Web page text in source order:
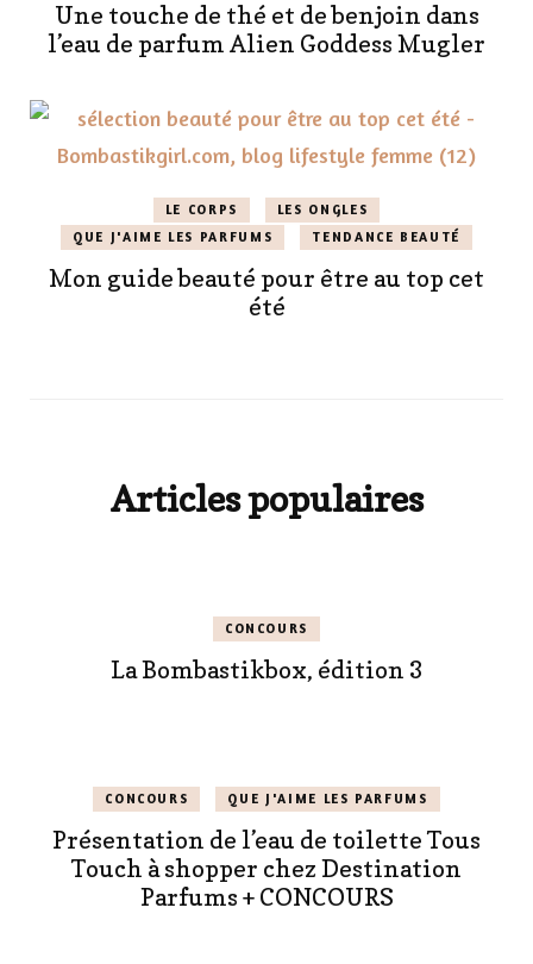
Une touche de thé et de benjoin dans
l’eau de parfum Alien Goddess Mugler
LE CORPS
LES ONGLES
QUE J'AIME LES PARFUMS
TENDANCE BEAUTÉ
Mon guide beauté pour être au top cet
été
Articles populaires
CONCOURS
La Bombastikbox, édition 3
CONCOURS QUE J'AIME LES PARFUMS
Présentation de l’eau de toilette Tous
Touch à shopper chez Destination
Parfums + CONCOURS